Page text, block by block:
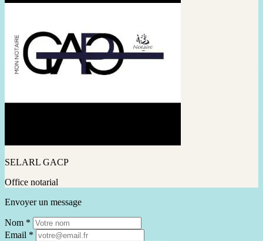
SELARL GACP
Office notarial
Envoyer un message
Nom *
Email *